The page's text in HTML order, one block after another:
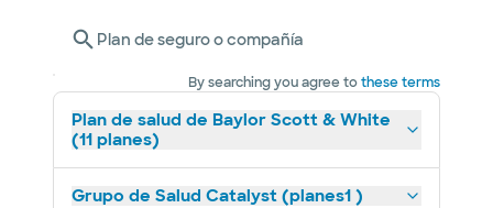
Plan de seguro o compañía
By searching you agree tothese terms
Plan de salud de Baylor Scott & White
(11 planes)
Grupo de Salud Catalyst (planes1 )